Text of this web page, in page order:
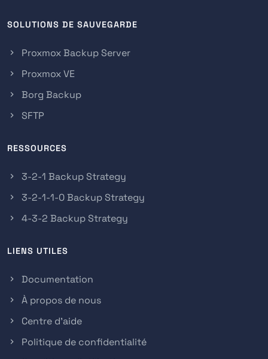
SOLUTIONS DE SAUVEGARDE
Proxmox Backup Server
Proxmox VE
Borg Backup
SFTP
RESSOURCES
3-2-1 Backup Strategy
3-2-1-1-0 Backup Strategy
4-3-2 Backup Strategy
LIENS UTILES
Documentation
À propos de nous
Centre d'aide
Politique de confidentialité